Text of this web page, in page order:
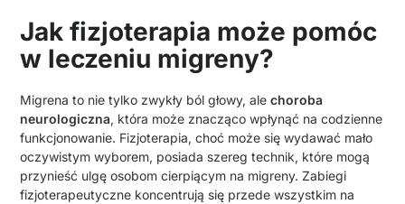
Jak fizjoterapia może pomóc
w leczeniu migreny?
Migrena to nie tylko zwykły ból głowy, alechoroba
neurologiczna, która może znacząco wpłynąć na codzienne
funkcjonowanie. Fizjoterapia, choć może się wydawać mało
oczywistym wyborem, posiada szereg technik, które mogą
przynieść ulgę osobom cierpiącym na migreny. Zabiegi
fizjoterapeutyczne koncentrują się przede wszystkim na